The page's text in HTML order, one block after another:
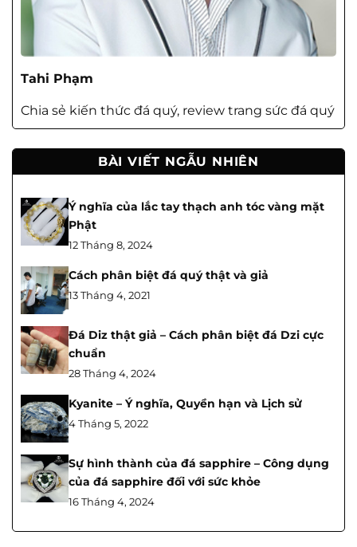
Tahi Phạm
Chia sẻ kiến thức đá quý, review trang sức đá quý
BÀI VIẾT NGẪU NHIÊN
Ý nghĩa của lắc tay thạch anh tóc vàng mặt
Phật
12 Tháng 8, 2024
Cách phân biệt đá quý thật và giả
13 Tháng 4, 2021
Đá Diz thật giả – Cách phân biệt đá Dzi cực
chuẩn
28 Tháng 4, 2024
Kyanite – Ý nghĩa, Quyền hạn và Lịch sử
4 Tháng 5, 2022
Sự hình thành của đá sapphire – Công dụng
của đá sapphire đối với sức khỏe
16 Tháng 4, 2024